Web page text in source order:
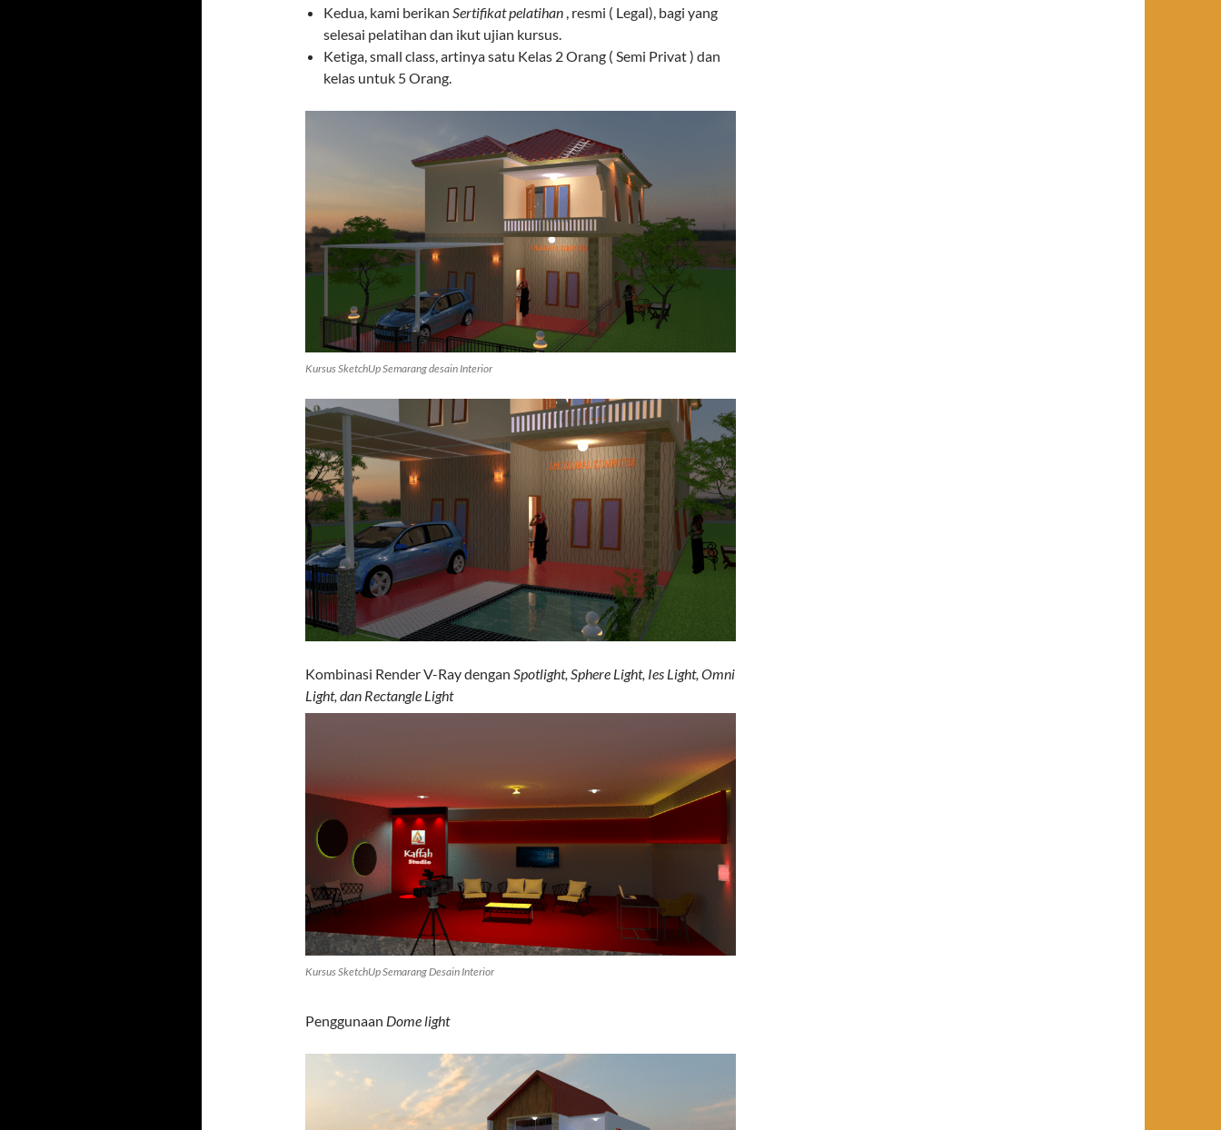
Kedua, kami berikan Sertifikat pelatihan , resmi ( Legal), bagi yang
selesai pelatihan dan ikut ujian kursus.
Ketiga, small class, artinya satu Kelas 2 Orang ( Semi Privat ) dan
kelas untuk 5 Orang.
Kursus SketchUp Semarang desain Interior
Kombinasi Render V-Ray dengan Spotlight, Sphere Light, Ies Light, Omni
Light, dan Rectangle Light
Kursus SketchUp Semarang Desain Interior
Penggunaan Dome light